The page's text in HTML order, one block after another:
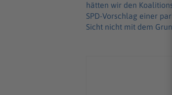
hätten wir den
SPD-Vorschlag einer
Sicht nicht mit dem